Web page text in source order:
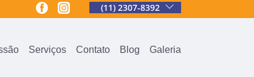
(11) 2307-8392
Serviços Contato Blog Galeria